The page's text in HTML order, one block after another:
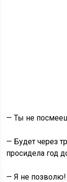
— Ты не
— Будет через
просидела год
— Я не позволю!